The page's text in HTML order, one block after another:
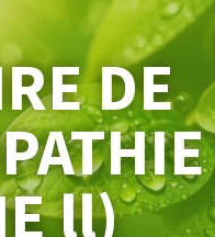
DE
ll)